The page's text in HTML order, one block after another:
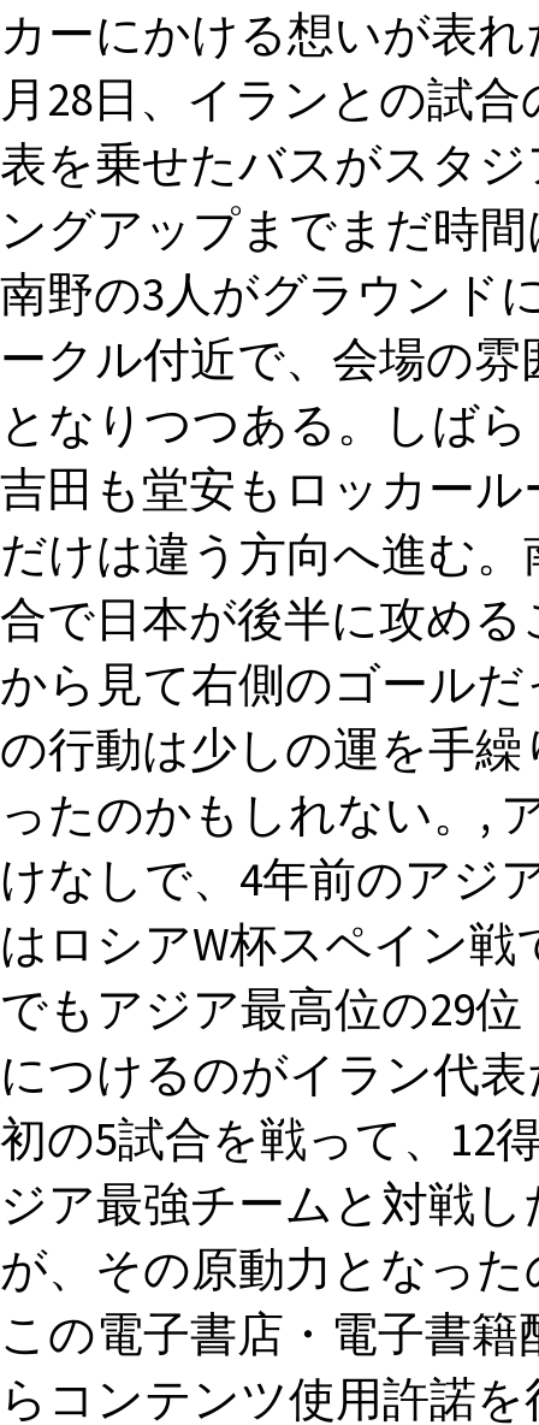
カーにかける想いが表
月28日、イランとの試
表を乗せたバスがスタ
ングアップまでまだ時
南野の3人がグラウンド
ークル付近で、会場の
となりつつある。しば
吉田も堂安もロッカー
だけは違う方向へ進む
合で日本が後半に攻め
から見て右側のゴール
の行動は少しの運を手
ったのかもしれない。,
けなしで、4年前のアジ
はロシアW杯スペイン戦
でもアジア最高位の29
につけるのがイラン代
初の5試合を戦って、12
ジア最強チームと対戦
が、その原動力となっ
この電子書店・電子書
らコンテンツ使用許諾